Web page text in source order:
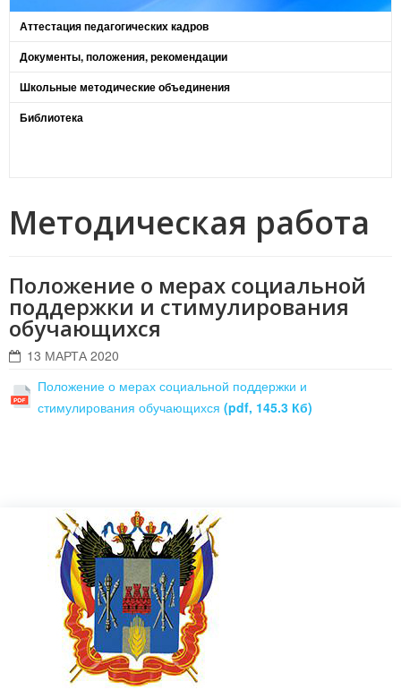
Аттестация педагогических кадров
Документы, положения, рекомендации
Школьные методические объединения
Библиотека
Методическая работа
Положение о мерах социальной
поддержки и стимулирования
обучающихся
13 МАРТА 2020
Положение о мерах социальной поддержки и
стимулирования обучающихся (pdf, 145.3 Кб)